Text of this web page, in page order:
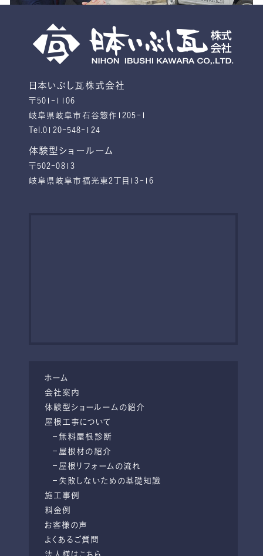
日本いぶし瓦株式会社
〒501-1106
岐阜県岐阜市石谷惣作1205-1
Tel.0120-548-124
体験型ショールーム
〒502-0813
岐阜県岐阜市福光東2丁目13-16
ホーム
会社案内
体験型ショールームの紹介
屋根工事について
無料屋根診断
屋根材の紹介
屋根リフォームの流れ
失敗しないための基礎知識
施工事例
料金例
お客様の声
よくあるご質問
法人様はこちら